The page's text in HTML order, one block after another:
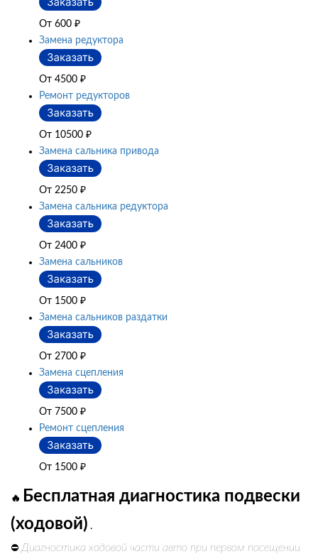
От 600 ₽
Замена редуктора
От 4500 ₽
Ремонт редукторов
От 10500 ₽
Замена сальника привода
От 2250 ₽
Замена сальника редуктора
От 2400 ₽
Замена сальников
От 1500 ₽
Замена сальников раздатки
От 2700 ₽
Замена сцепления
От 7500 ₽
Ремонт сцепления
От 1500 ₽
🔥
Бесплатная диагностика подвески
(ходовой) .
⛔ Диагностика ходовой части авто при первом посещении